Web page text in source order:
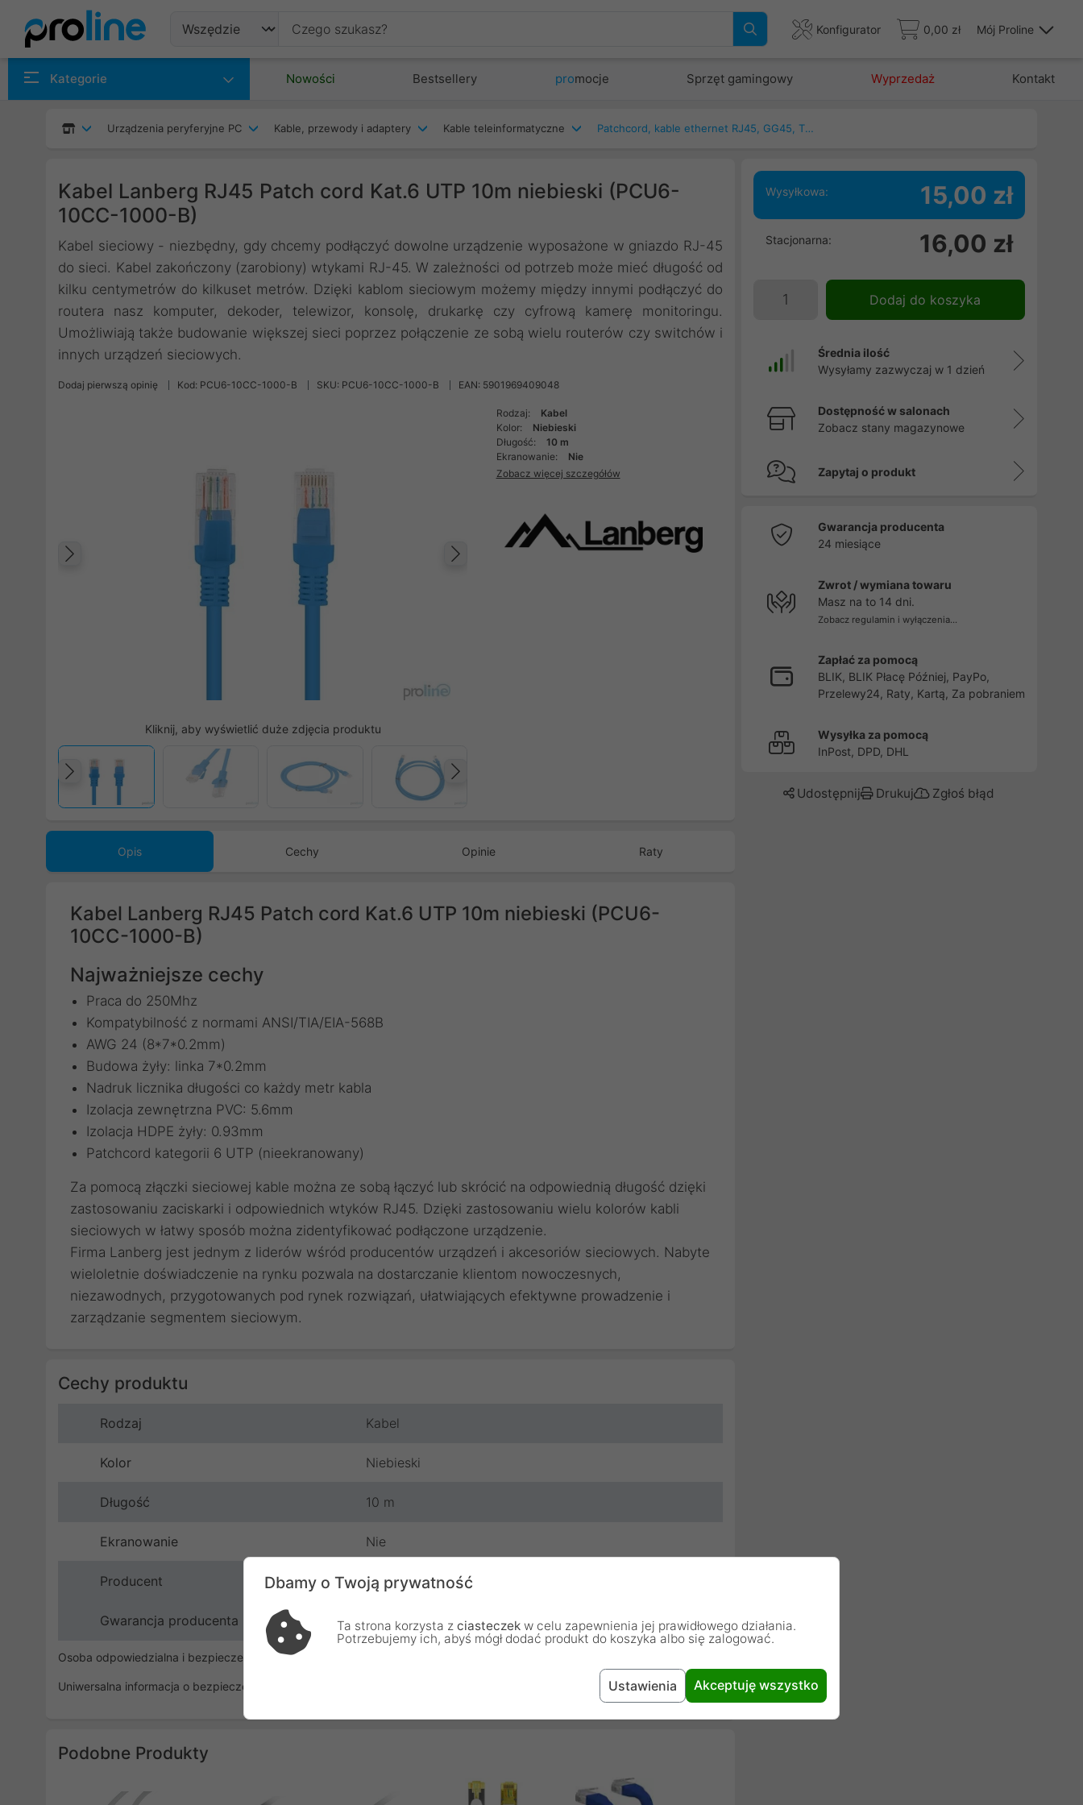
Konfigurator 0,00 zł Mój Proline
Kategorie Nowości Bestsellery promocje Sprzęt gamingowy Wyprzedaż Kontakt
Urządzenia peryferyjne PC Kable, przewody i adaptery Kable teleinformatyczne Patchcord, kable ethernet RJ45, GG45, TERA
Kabel Lanberg RJ45 Patch cord Kat.6 UTP 10m niebieski (PCU6-
10CC-1000-B)
Kabel sieciowy - niezbędny, gdy chcemy podłączyć dowolne urządzenie wyposażone w gniazdo RJ-45
do sieci. Kabel zakończony (zarobiony) wtykami RJ-45. W zależności od potrzeb może mieć długość od
kilku centymetrów do kilkuset metrów. Dzięki kablom sieciowym możemy między innymi podłączyć do
routera nasz komputer, dekoder, telewizor, konsolę, drukarkę czy cyfrową kamerę monitoringu.
Umożliwiają także budowanie większej sieci poprzez połączenie ze sobą wielu routerów czy switchów i
innych urządzeń sieciowych.
Dodaj pierwszą opinię Kod: PCU6-10CC-1000-B SKU: PCU6-10CC-1000-B EAN: 5901969409048
Kliknij, aby wyświetlić duże zdjęcia produktu
Poprzedni
Rodzaj:
Kabel
Kolor:
Niebieski
Długość:
10 m
Ekranowanie:
Nie
Zobacz więcej szczegółów
Opis Cechy Opinie Raty
Kabel Lanberg RJ45 Patch cord Kat.6 UTP 10m niebieski (PCU6-
10CC-1000-B)
Najważniejsze cechy
Praca do 250Mhz
Kompatybilność z normami ANSI/TIA/EIA-568B
AWG 24 (8*7*0.2mm)
Budowa żyły: linka 7*0.2mm
Nadruk licznika długości co każdy metr kabla
Izolacja zewnętrzna PVC: 5.6mm
Izolacja HDPE żyły: 0.93mm
Patchcord kategorii 6 UTP (nieekranowany)
Za pomocą złączki sieciowej kable można ze sobą łączyć lub skrócić na odpowiednią długość dzięki
zastosowaniu zaciskarki i odpowiednich wtyków RJ45. Dzięki zastosowaniu wielu kolorów kabli
sieciowych w łatwy sposób można zidentyfikować podłączone urządzenie.
Firma Lanberg jest jednym z liderów wśród producentów urządzeń i akcesoriów sieciowych. Nabyte
wieloletnie doświadczenie na rynku pozwala na dostarczanie klientom nowoczesnych,
niezawodnych, przygotowanych pod rynek rozwiązań, ułatwiających efektywne prowadzenie i
zarządzanie segmentem sieciowym.
Cechy produktu
Rodzaj Kabel
Kolor Niebieski
Długość 10 m
Ekranowanie Nie
Producent Lanberg
Gwarancja producenta 24 miesiące
Osoba odpowiedzialna i bezpieczeństwo
Uniwersalna informacja o bezpieczeństwie
Podobne Produkty
Wysyłkowa: 15,00 zł
Stacjonarna: 16,00 zł
Dodaj do koszyka
Średnia ilość
Wysyłamy zazwyczaj w 1 dzień
Dostępność w salonach
Zobacz stany magazynowe
Zapytaj o produkt
Gwarancja producenta
24 miesiące
Zwrot / wymiana towaru
Masz na to 14 dni.
Zobacz regulamin i wyłączenia...
Zapłać za pomocą
BLIK, BLIK Płacę Później, PayPo,
Przelewy24, Raty, Kartą, Za pobraniem
Wysyłka za pomocą
InPost, DPD, DHL
Udostępnij Drukuj Zgłoś błąd
Dbamy o Twoją prywatność
Ta strona korzysta z ciasteczek w celu zapewnienia jej prawidłowego działania.
Potrzebujemy ich, abyś mógł dodać produkt do koszyka albo się zalogować.
Ustawienia Akceptuję wszystko